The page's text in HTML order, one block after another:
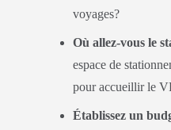
voyages?
Où allez-vous le
espace de
pour accueillir le
Établissez un